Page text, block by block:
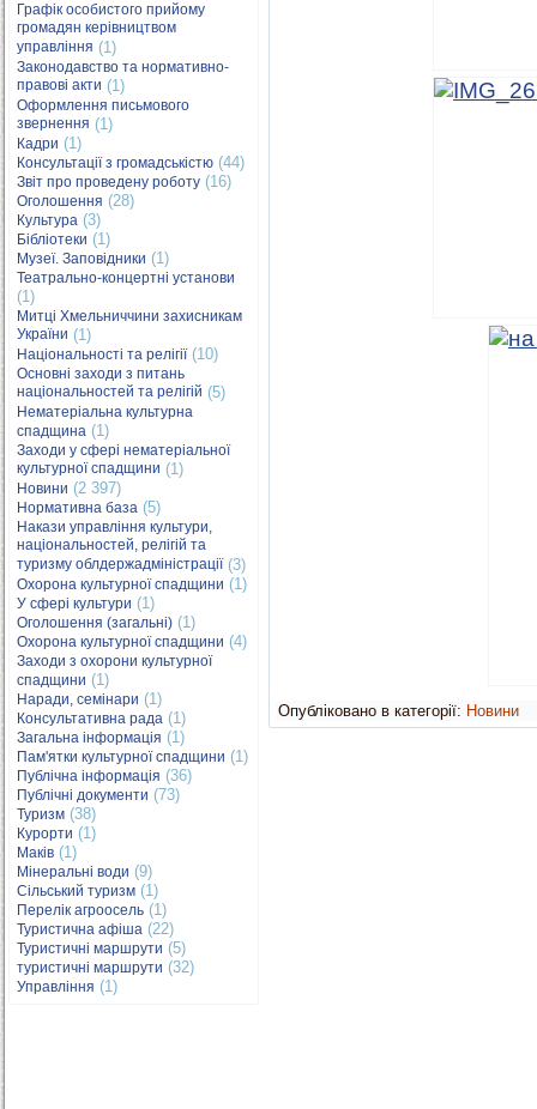
Графік особистого прийому
громадян керівництвом
управління (1)
Законодавство та нормативно-
правові акти (1)
Оформлення письмового
звернення (1)
Кадри (1)
Консультації з громадськістю (44)
Звіт про проведену роботу (16)
Оголошення (28)
Культура (3)
Бібліотеки (1)
Музеї. Заповідники (1)
Театрально-концертні установи
(1)
Митці Хмельниччини захисникам
України (1)
Національності та релігії(10)
Основні заходи з питань
національностей та релігій (5)
Нематеріальна культурна
спадщина (1)
Заходи у сфері нематеріальної
культурної спадщини (1)
Новини (2 397)
Нормативна база (5)
Накази управління культури,
національностей, релігій та
туризму облдержадміністрації(3)
Охорона культурної спадщини (1)
У сфері культури (1)
Оголошення (загальні) (1)
Охорона культурної спадщини (4)
Заходи з охорони культурної
спадщини (1)
Наради, семінари (1)
Консультативна рада (1)
Загальна інформація (1)
Пам'ятки культурної спадщини (1)
Публічна інформація (36)
Публічні документи (73)
Туризм (38)
Курорти (1)
Маків (1)
Мінеральні води (9)
Сільський туризм (1)
Перелік агроосель (1)
Туристична афіша (22)
Туристичні маршрути (5)
туристичні маршрути (32)
Управління (1)
Опубліковано в категорії: Новини